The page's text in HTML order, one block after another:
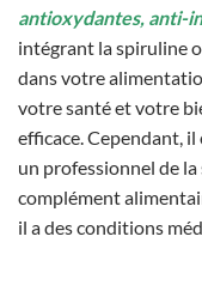
antioxydantes, anti-
intégrant la spiruline
dans votre
votre santé et votre
efficace. Cependant,
un professionnel de
complément
il a des conditions